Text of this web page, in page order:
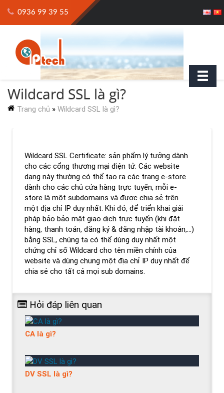
0936 99 39 55
Wildcard SSL là gì?
Trang chủ » Wildcard SSL là gì?
Wildcard SSL Certificate: sản phẩm lý tưởng dành
cho các cổng thương mại điện tử. Các website
dạng này thường có thể tạo ra các trang e-store
dành cho các chủ cửa hàng trực tuyến, mỗi e-
store là một subdomains và được chia sẻ trên
một địa chỉ IP duy nhất. Khi đó, để triển khai giải
pháp bảo bảo mật giao dịch trực tuyến (khi đặt
hàng, thanh toán, đăng ký & đăng nhập tài khoản,…)
bằng SSL, chúng ta có thể dùng duy nhất một
chứng chỉ số Wildcard cho tên miền chính của
website và dùng chung một địa chỉ IP duy nhất để
chia sẻ cho tất cả mọi sub domains.
Hỏi đáp liên quan
CA là gì?
DV SSL là gì?